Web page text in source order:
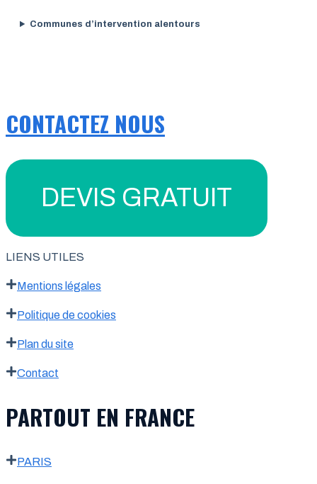
Communes d’intervention alentours
CONTACTEZ NOUS
DEVIS GRATUIT
LIENS UTILES
Mentions légales
Politique de cookies
Plan du site
Contact
PARTOUT EN FRANCE
PARIS